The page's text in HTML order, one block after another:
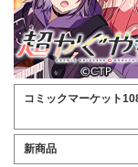
コミックマーケット
新商品